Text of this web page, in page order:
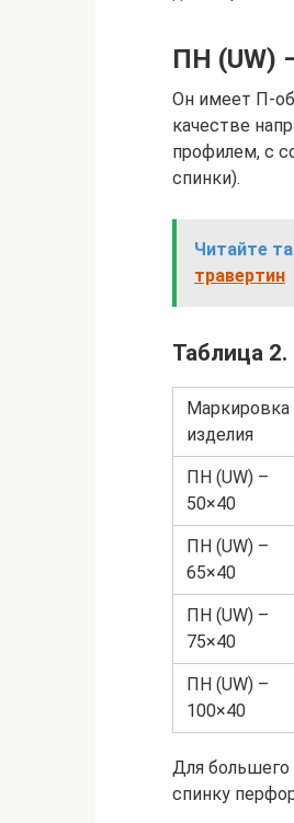
ПН (UW)
Он имеет П-
качестве
профилем, с
спинки).
Читайте
травертин
Таблица
Маркировка
изделия
ПН (UW) –
50×40
ПН (UW) –
65×40
ПН (UW) –
75×40
ПН (UW) –
100×40
Для большего
спинку